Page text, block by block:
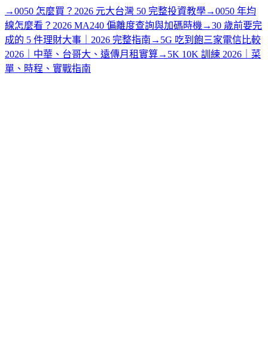
→0050 怎麼買？2026 元大台灣 50 完整投資教學→0050 年均
線怎麼看？2026 MA240 偏離度查詢與加碼時機 →30 歲前要完
成的 5 件理財大事｜2026 完整指南 → 5G 吃到飽三家電信比較
2026｜中華、台哥大、遠傳月租實算→ 5K 10K 訓練 2026｜菜
單、時程、實戰指南